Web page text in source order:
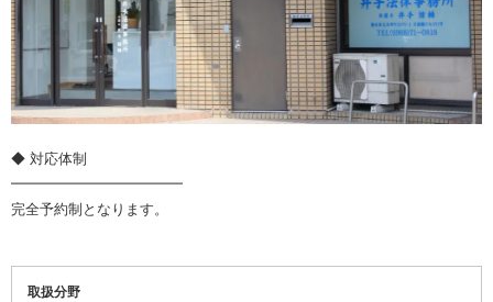
◆ 対応体制
━━━━━━━━━━━━
完全予約制となります。
取扱分野